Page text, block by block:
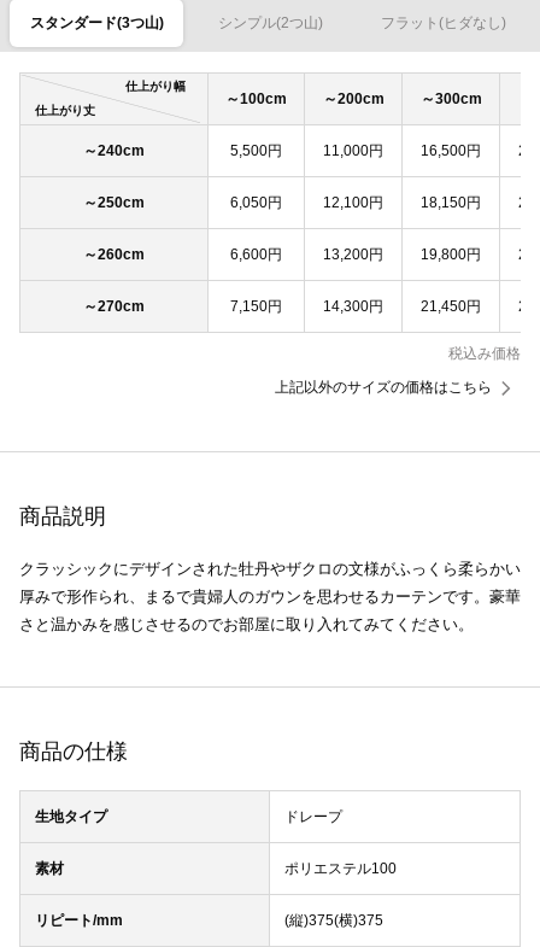
スタンダード(3つ山) シンプル(2つ山) フラット(ヒダなし)
仕上がり幅
仕上がり丈
～100cm ～200cm ～300cm
～240cm 5,500円 11,000円 16,500円
～250cm 6,050円 12,100円 18,150円
～260cm 6,600円 13,200円 19,800円
～270cm 7,150円 14,300円 21,450円
税込み価格
上記以外のサイズの価格はこちら
商品説明
クラッシックにデザインされた牡丹やザクロの文様がふっくら柔らかい
厚みで形作られ、まるで貴婦人のガウンを思わせるカーテンです。豪華
さと温かみを感じさせるのでお部屋に取り入れてみてください。
商品の仕様
生地タイプ ドレープ
素材 ポリエステル100
リピート/mm (縦)375(横)375